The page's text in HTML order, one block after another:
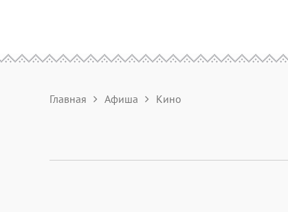
Главная Афиша Кино